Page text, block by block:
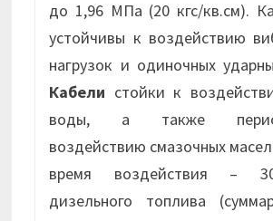
до 1,96 МПа (20 кгс/кв.см).
устойчивы к воздействию
нагрузок и одиночных
Кабели стойки к
воды, а также
воздействию смазочных
время воздействия –
дизельного топлива